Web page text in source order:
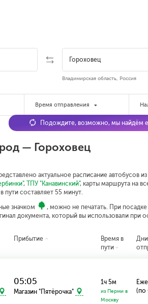
Владимирская область, Россия
Время отправления
— Гороховец
актуальное расписание автобусов
, ТПУ "Канавинский", карты маршрута на
пути составляет 55 минут.
значком
, можно не печатать. При
документа, который вы использовали при
Подождите, возможно, мы найдём
Прибытие
Время в
пути
Дни
05:05
Магазин "Пятёрочка"
1ч 5м
из Перми в
Москву
(по